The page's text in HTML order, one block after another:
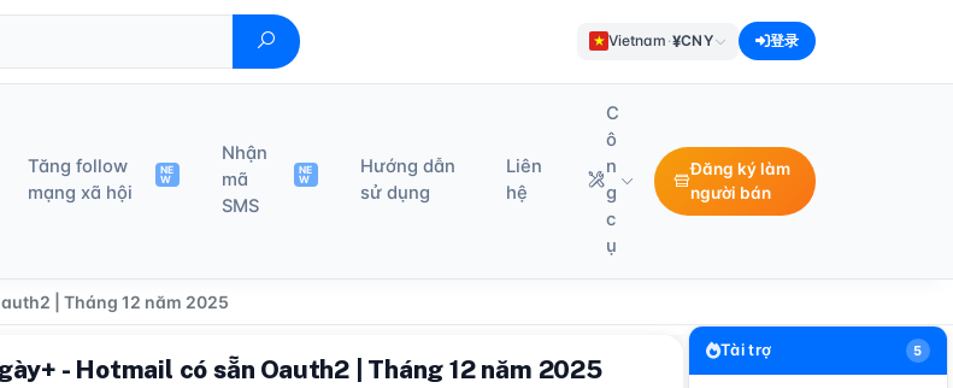
Vietnam ·¥CNY 登录
Tăng follow
mạng xã hội
NE
W
Nhận
mã
SMS
NE
W
Hướng dẫn
sử dụng
Liên
hệ
C
ô
n
g
c
ụ
Đăng ký làm
người bán
| Tháng 12 năm 2025
- Hotmail có sẵn Oauth2 | Tháng 12 năm 2025
Tài trợ 5